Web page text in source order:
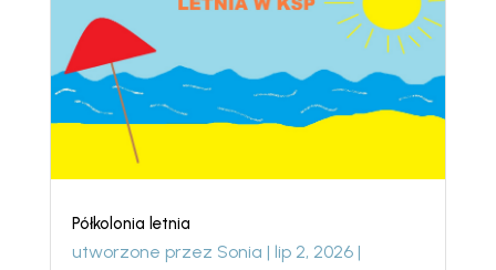
Półkolonia letnia
utworzone przez Sonia | lip 2, 2026|